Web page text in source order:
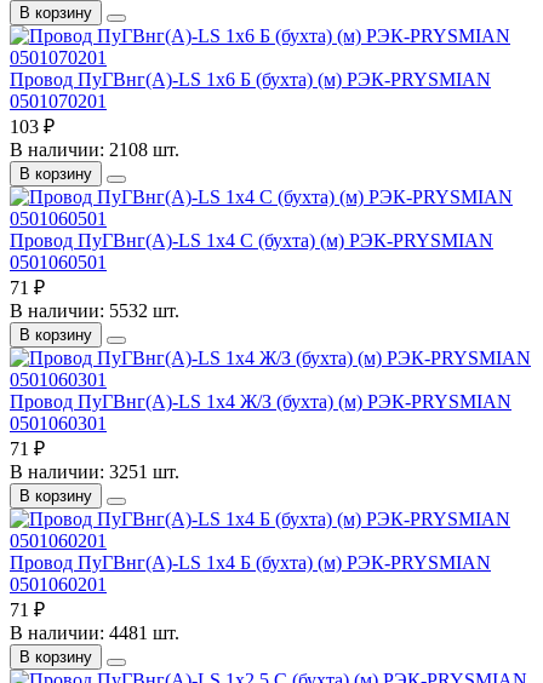
В корзину
Провод ПуГВнг(А)-LS 1х6 Б (бухта) (м) РЭК-PRYSMIAN
0501070201
103 ₽
В наличии: 2108 шт.
В корзину
Провод ПуГВнг(А)-LS 1х4 С (бухта) (м) РЭК-PRYSMIAN
0501060501
71 ₽
В наличии: 5532 шт.
В корзину
Провод ПуГВнг(А)-LS 1х4 Ж/З (бухта) (м) РЭК-PRYSMIAN
0501060301
71 ₽
В наличии: 3251 шт.
В корзину
Провод ПуГВнг(А)-LS 1х4 Б (бухта) (м) РЭК-PRYSMIAN
0501060201
71 ₽
В наличии: 4481 шт.
В корзину